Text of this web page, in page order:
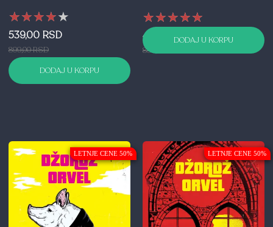
★★★★★
★★★★★
★★★★★
539,00 RSD
899,00 RSD
DODAJ U KORPU
★★★★★
★★★★★
★★★★★
450,00 RSD
899,00 RSD
DODAJ U KORPU
LETNJE CENE 50% LETNJE CENE 50%